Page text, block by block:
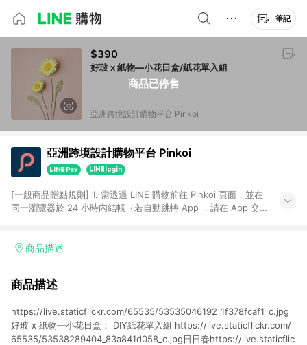
筆記
商品已停售
$390
好玻 x 紙物—小花日盒/紙花單入組
亞洲跨境設計購物平台 Pinkoi
亞洲跨境設計購物平台 Pinkoi
[一般商品贈點規則] 1. 需透過 LINE 購物前往 Pinkoi 頁面，並在
同一瀏覽器於 24 小時內結帳（若自動跳轉 App ，請在 App 交
回饋訂單不得享有 Pinkoi 站方優惠，例如首購優惠，P coins，
行為，不具贈點資格，部分退款不在此限。 6. APP 請更新至
貨後 45 天後發送。 8. 群眾募資商品，禮物卡，開館保證金，補
運費，攤位費等不具贈點資格。 9. LINE 購物站上之商品規格、
顏色、價位、贈品如與 Pinkoi 商品資訊頁及購物車不符，以
商品描述
商品描述
https://live.staticflickr.com/65535/53535046192_1f378fcaf1_c.jpg
好玻 x 紙物—小花日盒： DIY紙花單入組 https://live.staticflickr.com/
65535/53538289404_83a841d058_c.jpg日日春https://live.staticflic